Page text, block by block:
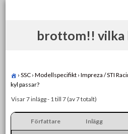
brottom!! vilka
› SSC › Modellspecifikt › Impreza / STI
kyl passar?
Visar 7 inlägg - 1 till 7 (av 7 totalt)
Författare Inlägg